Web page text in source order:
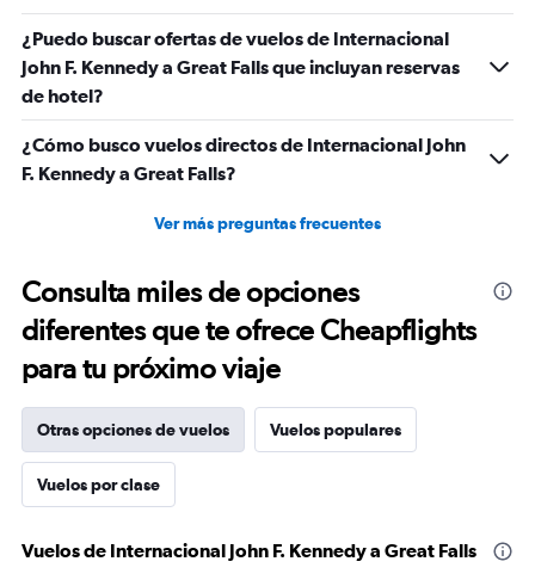
¿Puedo buscar ofertas de vuelos de Internacional
John F. Kennedy a Great Falls que incluyan reservas
de hotel?
¿Cómo busco vuelos directos de Internacional John
F. Kennedy a Great Falls?
Ver más preguntas frecuentes
Consulta miles de opciones
diferentes que te ofrece Cheapflights
para tu próximo viaje
Otras opciones de vuelos Vuelos populares
Vuelos por clase
Vuelos de Internacional John F. Kennedy a Great Falls